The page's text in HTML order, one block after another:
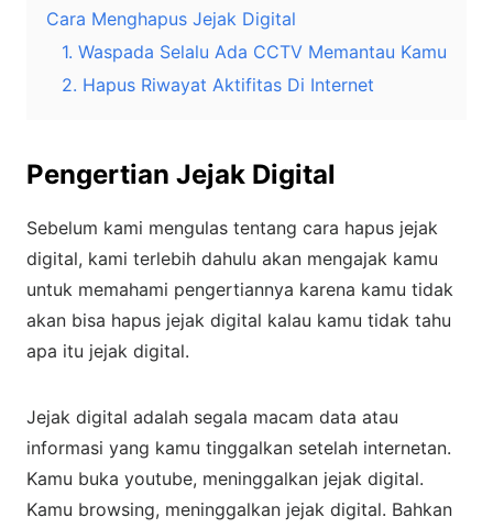
Cara Menghapus Jejak Digital
1. Waspada Selalu Ada CCTV Memantau Kamu
2. Hapus Riwayat Aktifitas Di Internet
Pengertian Jejak Digital
Sebelum kami mengulas tentang cara hapus jejak
digital, kami terlebih dahulu akan mengajak kamu
untuk memahami pengertiannya karena kamu tidak
akan bisa hapus jejak digital kalau kamu tidak tahu
apa itu jejak digital.
Jejak digital adalah segala macam data atau
informasi yang kamu tinggalkan setelah internetan.
Kamu buka youtube, meninggalkan jejak digital.
Kamu browsing, meninggalkan jejak digital. Bahkan